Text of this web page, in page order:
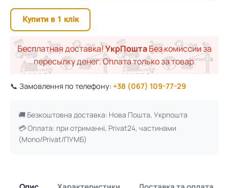
Купити в 1 клік
Бесплатная доставка!УкрПоштаБез комиссии за
пересылку денег. Оплата только за товар.
📞 Замовлення по телефону: +38 (067) 109-77-29
🚚 Безкоштовна доставка: Нова Пошта, Укрпошта
💳 Оплата: при отриманні, Privat24, частинами
(Mono/Privat/ПУМБ)